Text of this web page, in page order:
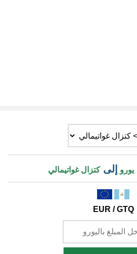
يورو إلىكتزال غواتيمالي
EUR / GTQ